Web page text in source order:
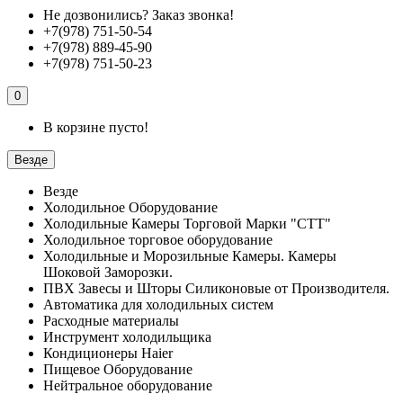
Не дозвонились? Заказ звонка!
+7(978) 751-50-54
+7(978) 889-45-90
+7(978) 751-50-23
0
В корзине пусто!
Везде
Везде
Холодильное Оборудование
Холодильные Камеры Торговой Марки "СТТ"
Холодильное торговое оборудование
Холодильные и Морозильные Камеры. Камеры
Шоковой Заморозки.
ПВХ Завесы и Шторы Силиконовые от Производителя.
Автоматика для холодильных систем
Расходные материалы
Инструмент холодильщика
Кондиционеры Haier
Пищевое Оборудование
Нейтральное оборудование